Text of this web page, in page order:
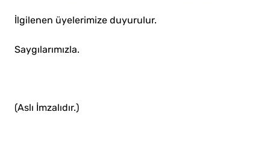
İlgilenen üyelerimize duyurulur.
Saygılarımızla.
(Aslı İmzalıdır.)